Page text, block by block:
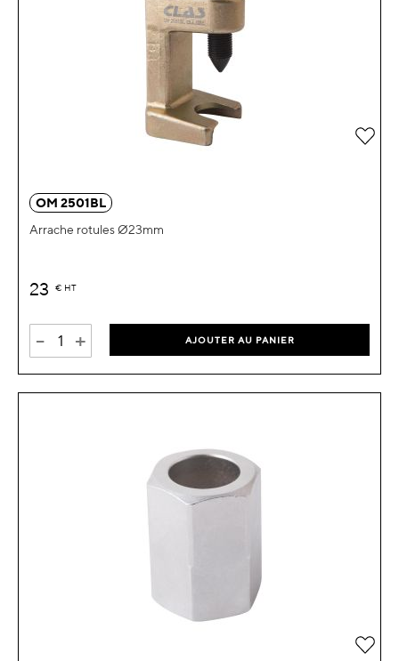
OM 2501BL
Arrache rotules Ø23mm
23 € HT
- + AJOUTER AU PANIER